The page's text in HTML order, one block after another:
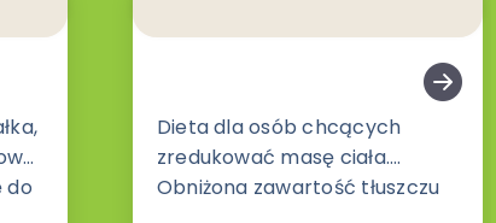
do
Dieta dla osób chcących
zredukować masę ciała.
Obniżona zawartość tłuszczu